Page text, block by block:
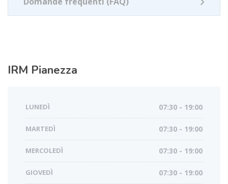
IRM Pianezza
LUNEDÌ 07:30 - 19:00
MARTEDÌ 07:30 - 19:00
MERCOLEDÌ 07:30 - 19:00
GIOVEDÌ 07:30 - 19:00